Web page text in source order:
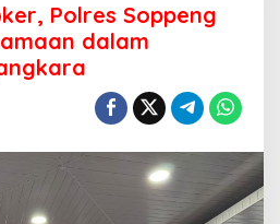
Polres Soppeng
dalam